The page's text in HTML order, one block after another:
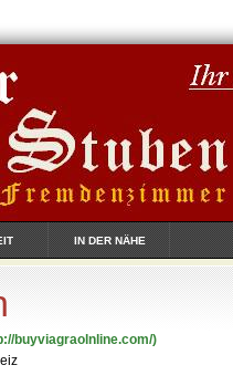
IN DER NÄHE
buyviagraolnline.com/)